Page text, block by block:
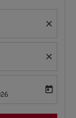
close
close
return-date-aria-label
today